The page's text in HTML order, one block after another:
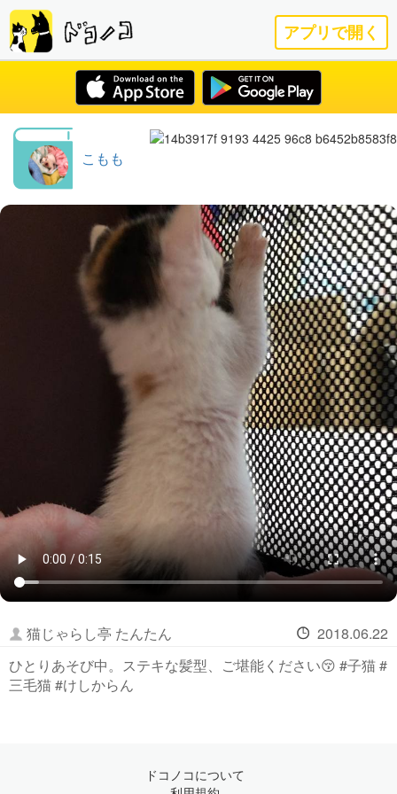
アプリで開く
こもも
猫じゃらし亭 たんたん
2018.06.22
ひとりあそび中。ステキな髪型、ご堪能ください😚 #子猫 #
三毛猫 #けしからん
ドコノコについて